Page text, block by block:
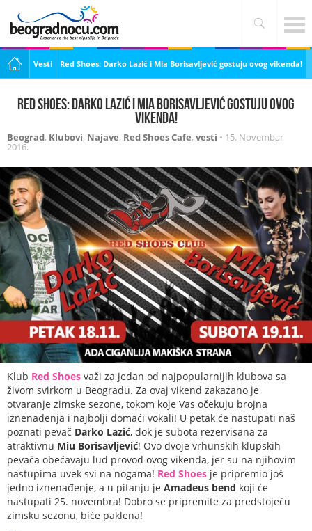
Vesti Red Shoes: Darko Lazić i Mia Borisavljević gostuju ovog vikenda!
Red Shoes: Darko Lazić i Mia Borisavljević gostuju ovog
vikenda!
Beograd, Klubovi, Najave, Red Shoes Cafe, vesti • 15. Novembar
2016.
Klub Red Shoes važi za jedan od najpopularnijih klubova sa
živom svirkom u Beogradu. Za ovaj vikend zakazano je
otvaranje zimske sezone, tokom koje Vas očekuju brojna
iznenađenja i najbolji domaći vokali! U petak će nastupati naš
poznati pevač Darko Lazić, dok je subota rezervisana za
atraktivnu Miu Borisavljević! Ovo dvoje vrhunskih klupskih
pevača obećavaju lud provod ovog vikenda, jer su na njihovim
nastupima uvek svi na nogama! Red Shoes je pripremio još
jedno iznenađenje, a u pitanju je Amadeus bend koji će
nastupati 25. novembra! Dobro se pripremite za predstojeću
zimsku sezonu, biće paklena!